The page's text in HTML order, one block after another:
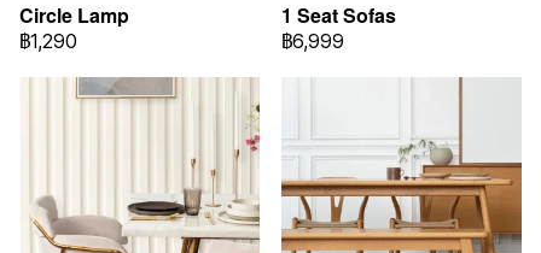
Circle Lamp
฿1,290
1 Seat Sofas
฿6,999